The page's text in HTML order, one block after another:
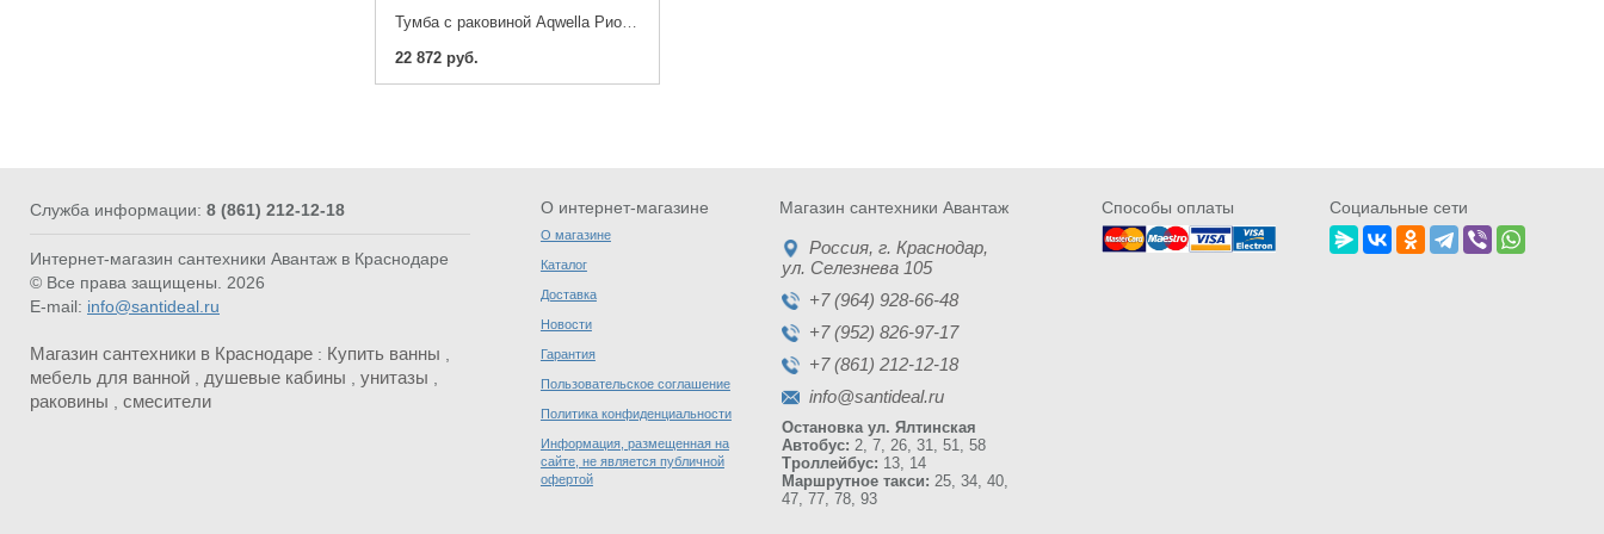
Тумба с раковиной Aqwella Рио 45 угловая
22 872 руб.
Служба информации: 8 (861) 212-12-18
Интернет-магазин сантехники Авантаж в Краснодаре
© Все права защищены. 2026
E-mail: info@santideal.ru
Магазин сантехники в Краснодаре : Купить ванны ,
мебель для ванной , душевые кабины , унитазы ,
раковины , смесители
О интернет-магазине
О магазине
Каталог
Доставка
Новости
Гарантия
Пользовательское соглашение
Политика конфиденциальности
Информация, размещенная на
сайте, не является публичной
офертой
Магазин сантехники Авантаж
Россия, г.Краснодар,
ул. Селезнева 105
+7 (964) 928-66-48
+7 (952) 826-97-17
+7 (861) 212-12-18
info@santideal.ru
Остановка ул. Ялтинская
Автобус: 2, 7, 26, 31, 51, 58
Троллейбус: 13, 14
Маршрутное такси: 25, 34, 40,
47, 77, 78, 93
Cпособы оплаты Социальные сети